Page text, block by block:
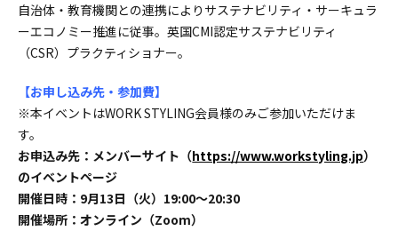
自治体・教育機関との連携によりサステナビリティ・サーキュラ
ーエコノミー推進に従事。英国CMI認定サステナビリティ
（CSR）プラクティショナー。
【お申し込み先・参加費】
※本イベントはWORK STYLING会員様のみご参加いただけま
す。
お申込み先：メンバーサイト（https://www.workstyling.jp）
のイベントページ
開催日時：9月13日（火）19:00～20:30
開催場所：オンライン（Zoom）